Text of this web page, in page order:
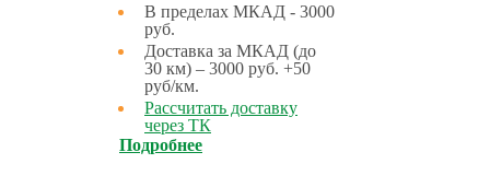
В пределах МКАД - 3000
руб.
Доставка за МКАД (до
30 км) – 3000 руб. +50
руб/км.
Рассчитать доставку
через ТК
Подробнее